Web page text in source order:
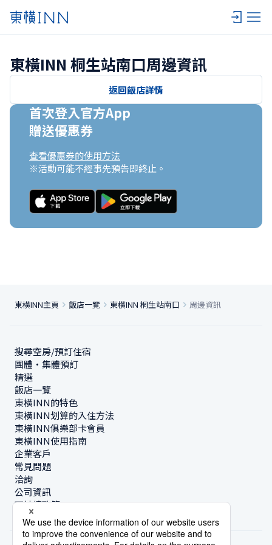
東橫INN 桐生站南口周邊資訊
返回飯店詳情
首次登入官方App
贈送優惠券
查看優惠券的使用方法
※活動可能不經事先預告即終止。
東橫INN主頁 飯店一覽 東橫INN 桐生站南口 周邊資訊
搜尋空房/預訂住宿
團體・集體預訂
精選
飯店一覽
東橫INN的特色
東橫INN划算的入住方法
東橫INN俱樂部卡會員
東橫INN使用指南
企業客戶
常見問題
洽詢
公司資訊
可持續政策